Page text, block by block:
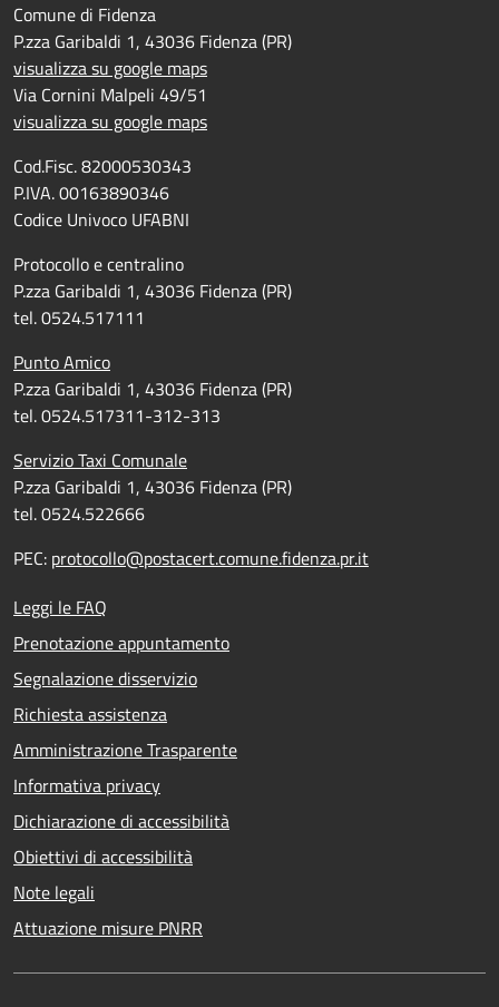
Comune di Fidenza
P.zza Garibaldi 1, 43036 Fidenza (PR)
visualizza su google maps
Via Cornini Malpeli 49/51
visualizza su google maps
Cod.Fisc. 82000530343
P.IVA. 00163890346
Codice Univoco UFABNI
Protocollo e centralino
P.zza Garibaldi 1, 43036 Fidenza (PR)
tel. 0524.517111
Punto Amico
P.zza Garibaldi 1, 43036 Fidenza (PR)
tel. 0524.517311-312-313
Servizio Taxi Comunale
P.zza Garibaldi 1, 43036 Fidenza (PR)
tel. 0524.522666
PEC: protocollo@postacert.comune.fidenza.pr.it
Leggi le FAQ
Prenotazione appuntamento
Segnalazione disservizio
Richiesta assistenza
Amministrazione Trasparente
Informativa privacy
Dichiarazione di accessibilità
Obiettivi di accessibilità
Note legali
Attuazione misure PNRR